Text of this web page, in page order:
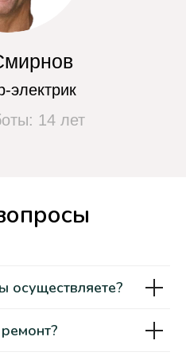
осуществляете?